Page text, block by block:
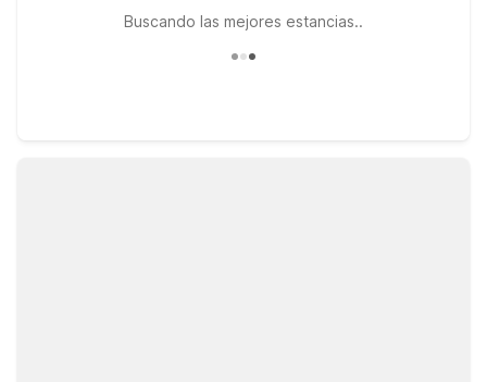
Buscando las mejores estancias..